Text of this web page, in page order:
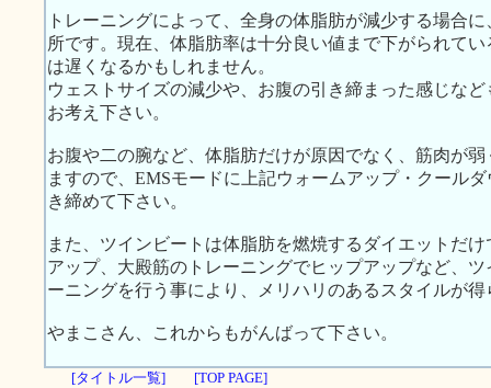
トレーニングによって、全身の体脂肪が減少する場合
所です。現在、体脂肪率は十分良い値まで下がられて
は遅くなるかもしれません。
ウェストサイズの減少や、お腹の引き締まった感じな
お考え下さい。
お腹や二の腕など、体脂肪だけが原因でなく、筋肉が
ますので、EMSモードに上記ウォームアップ・クール
き締めて下さい。
また、ツインビートは体脂肪を燃焼するダイエットだ
アップ、大殿筋のトレーニングでヒップアップなど、
ーニングを行う事により、メリハリのあるスタイルが得
やまこさん、これからもがんばって下さい。
[タイトル一覧] [TOP PAGE]